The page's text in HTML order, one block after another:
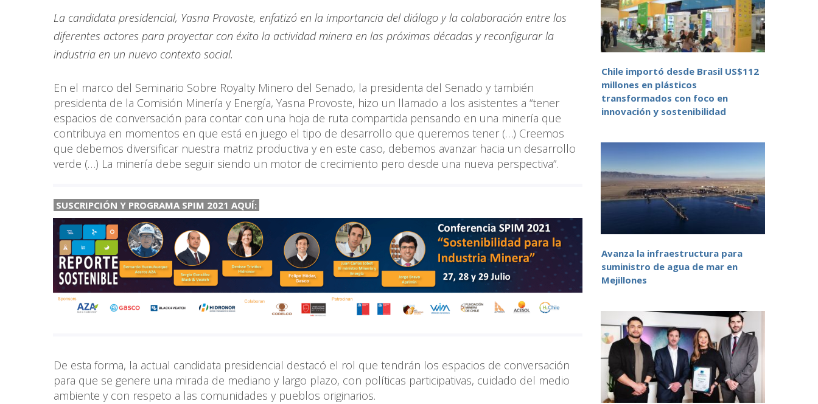
La candidata presidencial, Yasna Provoste, enfatizó en la importancia del diálogo y la colaboración entre los
diferentes actores para proyectar con éxito la actividad minera en las próximas décadas y reconfigurar la
industria en un nuevo contexto social.
En el marco del Seminario Sobre Royalty Minero del Senado, la presidenta del Senado y también
presidenta de la Comisión Minería y Energía, Yasna Provoste, hizo un llamado a los asistentes a “tener
espacios de conversación para contar con una hoja de ruta compartida pensando en una minería que
contribuya en momentos en que está en juego el tipo de desarrollo que queremos tener (…) Creemos
que debemos diversificar nuestra matriz productiva y en este caso, debemos avanzar hacia un desarrollo
verde (…) La minería debe seguir siendo un motor de crecimiento pero desde una nueva perspectiva”.
SUSCRIPCIÓN Y PROGRAMA SPIM 2021 AQUÍ:
De esta forma, la actual candidata presidencial destacó el rol que tendrán los espacios de conversación
para que se genere una mirada de mediano y largo plazo, con políticas participativas, cuidado del medio
ambiente y con respeto a las comunidades y pueblos originarios.
Chile importó desde Brasil US$112
millones en plásticos
transformados con foco en
innovación y sostenibilidad
Avanza la infraestructura para
suministro de agua de mar en
Mejillones